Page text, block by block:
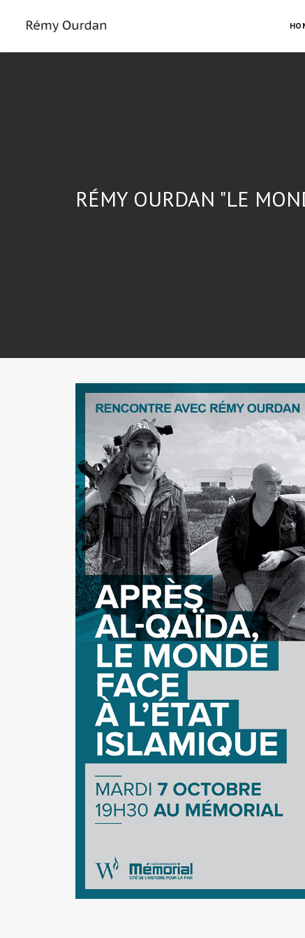
RÉMY OURDAN "LE